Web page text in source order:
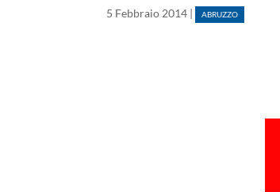
5 Febbraio 2014 | ABRUZZO